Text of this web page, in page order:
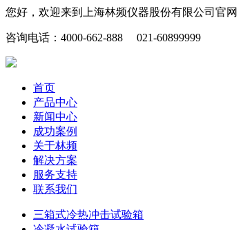
您好，欢迎来到上海林频仪器股份有限公司官网
咨询电话：4000-662-888 021-60899999
首页
产品中心
新闻中心
成功案例
关于林频
解决方案
服务支持
联系我们
三箱式冷热冲击试验箱